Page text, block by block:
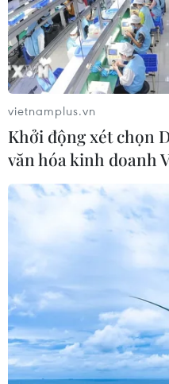
Theo dõi VietnamPlus
TIN LIÊN QUAN
vietnamplus.vn
Khởi động xét chọn
văn hóa kinh doanh